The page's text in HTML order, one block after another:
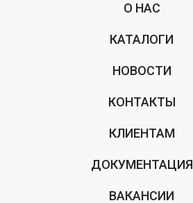
О НАС
КАТАЛОГИ
НОВОСТИ
КОНТАКТЫ
КЛИЕНТАМ
ДОКУМЕНТАЦИЯ
ВАКАНСИИ